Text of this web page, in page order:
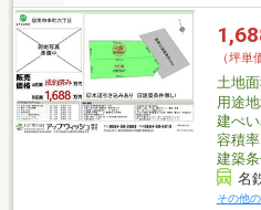
町店・・・約261ｍ（徒歩約4分）
ｍ（徒歩約3分）・新川中学校・・
新川小学校・・・約1700ｍ（徒歩
園・・・約598ｍ（徒歩約8分）
（坪単
土地
用途
建ぺ
容積率
建築
名
その他